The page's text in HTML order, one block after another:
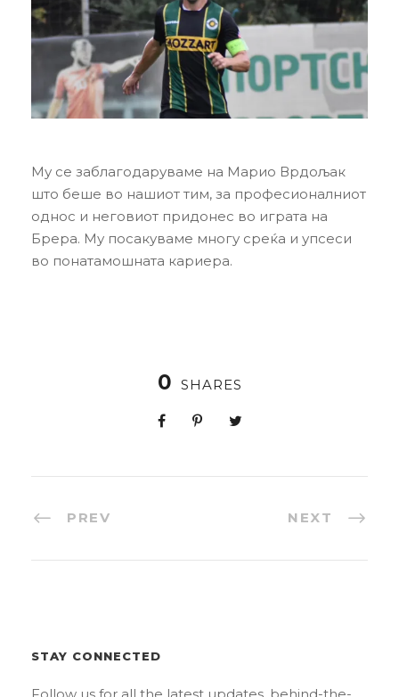
Му се заблагодаруваме на Марио Врдољак
што беше во нашиот тим, за професионалниот
однос и неговиот придонес во играта на
Брера. Му посакуваме многу среќа и упсеси
во понатамошната кариера.
0 SHARES
PREV NEXT
STAY CONNECTED